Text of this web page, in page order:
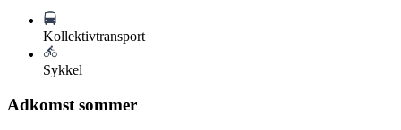
Kollektivtransport
Sykkel
Adkomst sommer